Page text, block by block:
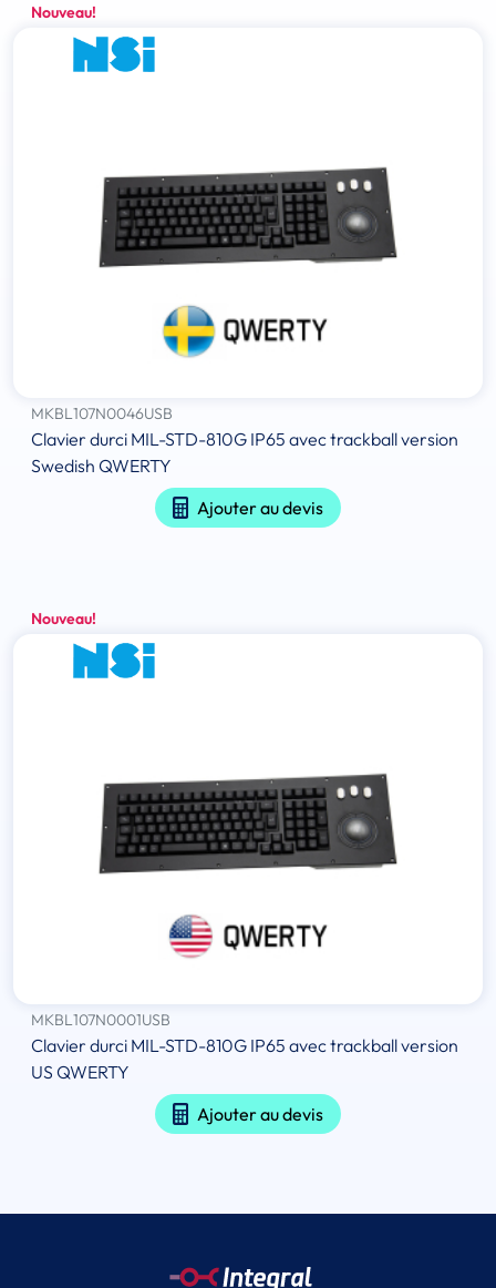
Nouveau!
MKBL107N0046USB
Clavier durci MIL-STD-810G IP65 avec trackball version
Swedish QWERTY
Ajouter au devis
Nouveau!
MKBL107N0001USB
Clavier durci MIL-STD-810G IP65 avec trackball version
US QWERTY
Ajouter au devis